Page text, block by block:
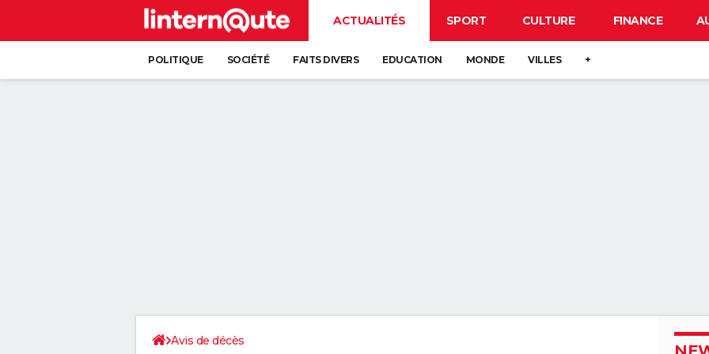
ACTUALITÉS SPORT CULTURE FINANCE
POLITIQUE SOCIÉTÉ FAITS DIVERS EDUCATION MONDE VILLES +
Avis de décès